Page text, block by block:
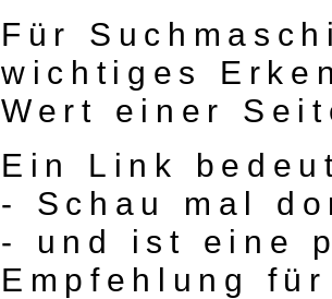
Für
wichtiges
Wert einer
Ein Link
- Schau mal
- und ist eine
Empfehlung